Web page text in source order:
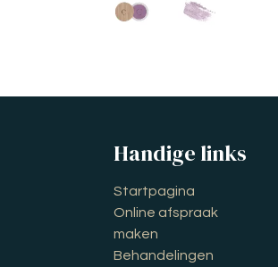
Handige links
Startpagina
Online afspraak
maken
Behandelingen